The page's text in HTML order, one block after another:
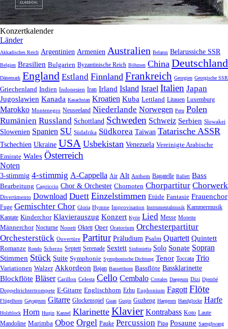
Konzertkalender
Länder
Akkadisches Reich Argentinien Armenien Australien Belarus Belarussiche SSR
Belgien Brasilien Bulgarien Byzantinische Reich Böhmen China Deutschland
Dänemark England Estland Finnland Frankreich Georgien Georgische SSR
Griechenland Indien Indonesien Iran Irland Island Israel Italien Japan
Jugoslawien Kanada Kasachstan Kroatien Kuba Lettland Litauen Luxemburg
Marokko Montenegro Neuseeland Niederlande Norwegen Peru Polen
Rumänien Russland Schottland Schweden Schweiz Serbien Slowakei
Slowenien Spanien SU Südafrika Südkorea Taiwan Tatarische ASSR
Tschechien Ukraine USA Usbekistan Venezuela Vereinigte Arabische
Emirate Wales Österreich
Noten
3-stimmig 4-stimmig A-Cappella Air Alt Anthem Bagatelle Ballett Bass
Bearbeitung Capriccio Chor & Orchester Chornoten Chorpartitur Chorwerk
Divertimento Download Duett Einzelstimmen Etüde Fantasie Frauenchor
Fuge Gemischter Chor Gloria Hymne Improvisation Instrumentalmusik Kammermusik
Kantate Kinderchor Klavierauszug Konzert Kyrie Lied Messe Motette
Männerchor Nocturne Nonett Oktett Oper Oratorium Orchesterpartitur
Orchesterstück Ouvertüre Partitur Präludium Psalm Quartett Quintett
Romanze Rondo Scherzo Septett Serenade Sextett Sinfonietta Solo Sonate Sopran
Stimmen Stück Suite Symphonie Symphonische Dichtung Tenor Toccata Trio
Variationen Walzer Akkordeon Bajan Bassetthorn Bassflöte Bassklarinette
Blockflöte Bläser Carillon Celesta Cello Cembalo Crotales Daegeum Dizi Djembé
Doppeltrichtertrompete E-Gitarre Englischhorn Erhu Euphonium Fagott Flöte
Flügelhorn Gayageum Gitarre Glockenspiel Guan Guqin Guzheng Haegeum Handglocke Harfe
Holzblock Horn Huqin Kannel Klarinette Klavier Kontrabass Koto Laute
Mandoline Marimba Oboe Orgel Pauke Percussion Pipa Posaune Saenghwang